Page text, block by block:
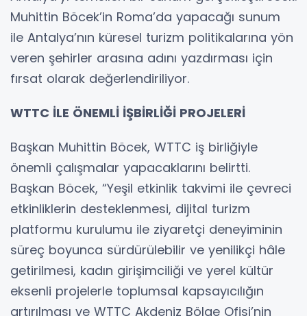
Muhittin Böcek’in Roma’da yapacağı sunum
ile Antalya’nın küresel turizm politikalarına yön
veren şehirler arasına adını yazdırması için
fırsat olarak değerlendiriliyor.
WTTC İLE ÖNEMLİ İŞBİRLİĞİ PROJELERİ
Başkan Muhittin Böcek, WTTC iş birliğiyle
önemli çalışmalar yapacaklarını belirtti.
Başkan Böcek, “Yeşil etkinlik takvimi ile çevreci
etkinliklerin desteklenmesi, dijital turizm
platformu kurulumu ile ziyaretçi deneyiminin
süreç boyunca sürdürülebilir ve yenilikçi hâle
getirilmesi, kadın girişimciliği ve yerel kültür
eksenli projelerle toplumsal kapsayıcılığın
artırılması ve WTTC Akdeniz Bölge Ofisi’nin